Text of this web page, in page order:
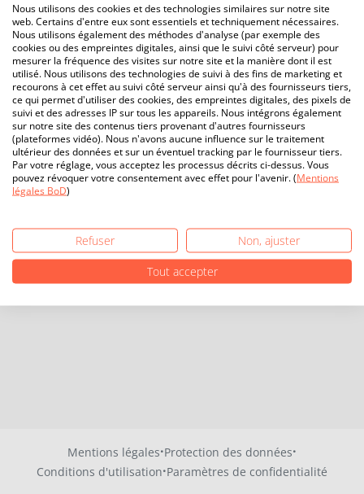
Mentions légales·Protection des données·
Conditions d'utilisation·Paramètres de confidentialité
Nous utilisons des cookies et des technologies similaires sur notre site
web. Certains d'entre eux sont essentiels et techniquement nécessaires.
Nous utilisons également des méthodes d'analyse (par exemple des
cookies ou des empreintes digitales, ainsi que le suivi côté serveur) pour
mesurer la fréquence des visites sur notre site et la manière dont il est
utilisé. Nous utilisons des technologies de suivi à des fins de marketing et
recourons à cet effet au suivi côté serveur ainsi qu'à des fournisseurs tiers,
ce qui permet d'utiliser des cookies, des empreintes digitales, des pixels de
suivi et des adresses IP sur tous les appareils. Nous intégrons également
sur notre site des contenus tiers provenant d'autres fournisseurs
(plateformes vidéo). Nous n'avons aucune influence sur le traitement
ultérieur des données et sur un éventuel tracking par le fournisseur tiers.
Par votre réglage, vous acceptez les processus décrits ci-dessus. Vous
pouvez révoquer votre consentement avec effet pour l'avenir. (Mentions
légales BoD)
Refuser
Non, ajuster
Tout accepter